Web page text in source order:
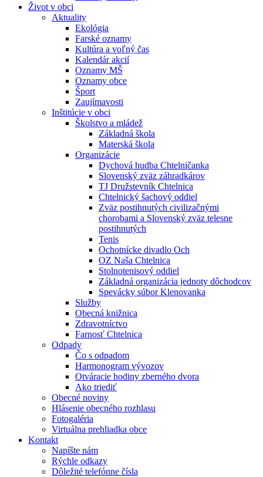
Život v obci
Aktuality
Ekológia
Farské oznamy
Kultúra a voľný čas
Kalendár akcií
Oznamy MŠ
Oznamy obce
Šport
Zaujímavosti
Inštitúcie v obci
Školstvo a mládež
Základná škola
Materská škola
Organizácie
Dychová hudba Chtelničanka
Slovenský zväz záhradkárov
TJ Družstevník Chtelnica
Chtelnický šachový oddiel
Zväz postihnutých civilizačnými
chorobami a Slovenský zväz telesne
postihnutých
Tenis
Ochotnícke divadlo Och
OZ Naša Chtelnica
Stolnotenisový oddiel
Základná organizácia jednoty dôchodcov
Spevácky súbor Klenovanka
Služby
Obecná knižnica
Zdravotníctvo
Farnosť Chtelnica
Odpady
Čo s odpadom
Harmonogram vývozov
Otváracie hodiny zberného dvora
Ako triediť
Obecné noviny
Hlásenie obecného rozhlasu
Fotogaléria
Virtuálna prehliadka obce
Kontakt
Napíšte nám
Rýchle odkazy
Dôležité telefónne čísla